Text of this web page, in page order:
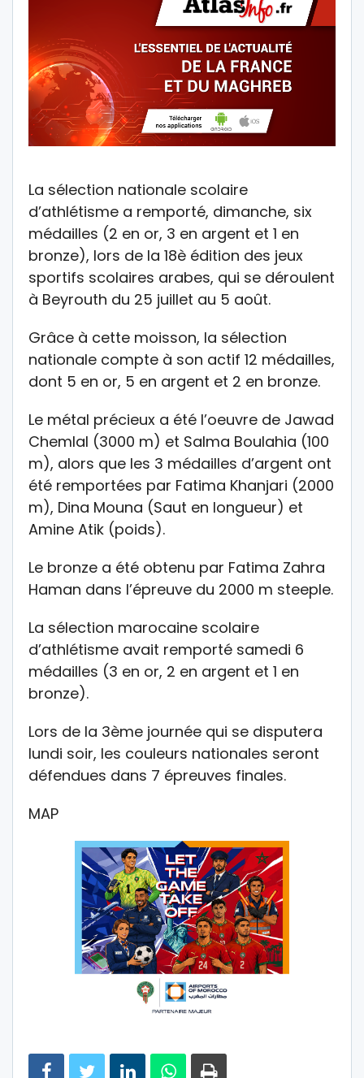
La sélection nationale scolaire
d’athlétisme a remporté, dimanche, six
médailles (2 en or, 3 en argent et 1 en
bronze), lors de la 18è édition des jeux
sportifs scolaires arabes, qui se déroulent
à Beyrouth du 25 juillet au 5 août.
Grâce à cette moisson, la sélection
nationale compte à son actif 12 médailles,
dont 5 en or, 5 en argent et 2 en bronze.
Le métal précieux a été l’oeuvre de Jawad
Chemlal (3000 m) et Salma Boulahia (100
m), alors que les 3 médailles d’argent ont
été remportées par Fatima Khanjari (2000
m), Dina Mouna (Saut en longueur) et
Amine Atik (poids).
Le bronze a été obtenu par Fatima Zahra
Haman dans l’épreuve du 2000 m steeple.
La sélection marocaine scolaire
d’athlétisme avait remporté samedi 6
médailles (3 en or, 2 en argent et 1 en
bronze).
Lors de la 3ème journée qui se disputera
lundi soir, les couleurs nationales seront
défendues dans 7 épreuves finales.
MAP